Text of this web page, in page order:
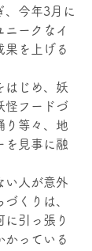
、今年3月に
ニークなイ
果を上げる
はじめ、妖
怪フードづ
り等々、地
を見事に融
人が意外
くりは、
に引っ張り
かっている